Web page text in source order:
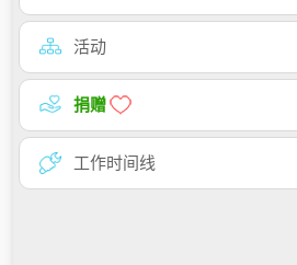
活动
捐赠
工作时间线